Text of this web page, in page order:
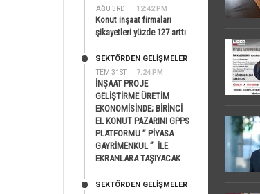
AĞU 3RD 12:42 PM
Konut inşaat firmaları
şikayetleri yüzde 127 arttı
TEM 31ST 7:24 PM
SEKTÖRDEN GELIŞMELER
İNŞAAT PROJE
GELİŞTİRME ÜRETİM
EKONOMİSİNDE; BİRİNCİ
EL KONUT PAZARINI GPPS
PLATFORMU ” PİYASA
GAYRİMENKUL ” İLE
EKRANLARA TAŞIYACAK
SEKTÖRDEN GELIŞMELER